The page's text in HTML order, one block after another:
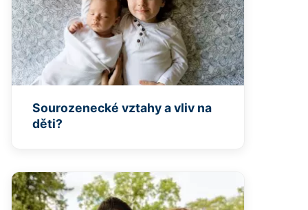
Sourozenecké vztahy a vliv na
děti?